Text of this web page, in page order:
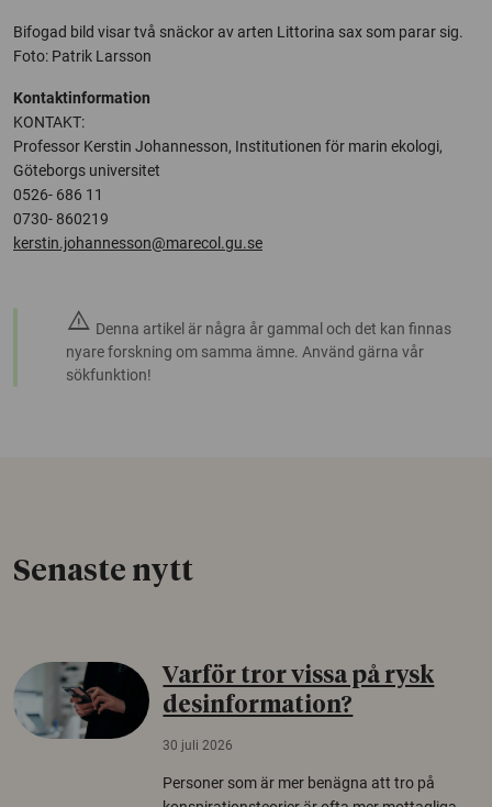
Bifogad bild visar två snäckor av arten Littorina sax som parar sig.
Foto: Patrik Larsson
Kontaktinformation
KONTAKT:
Professor Kerstin Johannesson, Institutionen för marin ekologi,
Göteborgs universitet
0526- 686 11
0730- 860219
kerstin.johannesson@marecol.gu.se
warning Denna artikel är några år gammal och det kan finnas
nyare forskning om samma ämne. Använd gärna vår
sökfunktion!
Senaste nytt
Varför tror vissa på rysk
desinformation?
30 juli 2026
Personer som är mer benägna att tro på